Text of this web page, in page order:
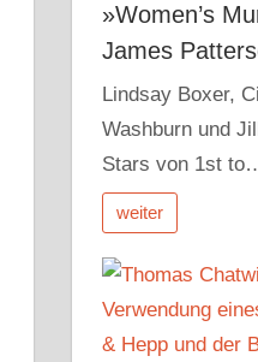
»Women’s
James
Lindsay Boxer,
Washburn und
Stars von 1st
weiter